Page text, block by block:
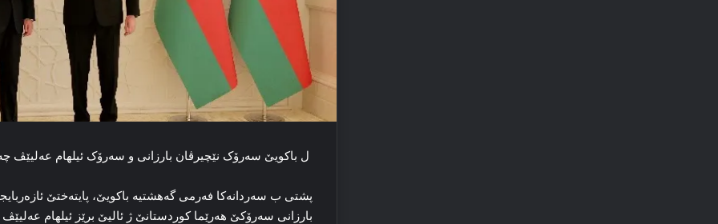
ل باكویێ سه‌رۆک نێچیرڤان بارزانی و سه‌رۆک ئیلهام عەلیێڤ
بارزانی سه‌رۆکێ هه‌رێما کوردستانێ ژ ئالیێ برێز ئیلهام